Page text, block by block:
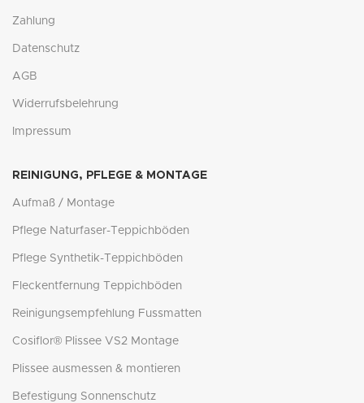
Zahlung
Datenschutz
AGB
Widerrufsbelehrung
Impressum
REINIGUNG, PFLEGE & MONTAGE
Aufmaß / Montage
Pflege Naturfaser-Teppichböden
Pflege Synthetik-Teppichböden
Fleckentfernung Teppichböden
Reinigungsempfehlung Fussmatten
Cosiflor® Plissee VS2 Montage
Plissee ausmessen & montieren
Befestigung Sonnenschutz